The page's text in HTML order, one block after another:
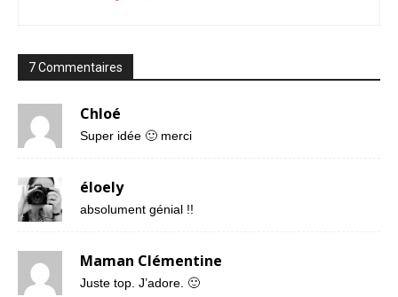
7 Commentaires
Chloé
Super idée 🙂 merci
éloely
absolument génial !!
Maman Clémentine
Juste top. J’adore. 🙂